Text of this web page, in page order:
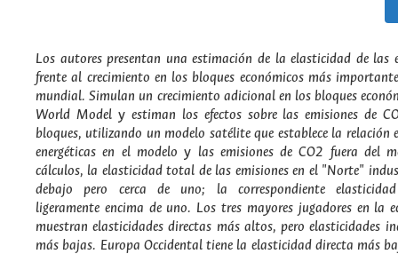
Los autores presentan una estimación de la elasticidad de las
frente al crecimiento en los bloques económicos más
mundial. Simulan un crecimiento adicional en los bloques
World Model y estiman los efectos sobre las emisiones de
bloques, utilizando un modelo satélite que establece la relación
energéticas en el modeloy las emisiones de CO2 fuera del
cálculos, la elasticidad total de las emisiones en el "Norte"
debajo pero cerca de uno; la correspondiente
ligeramente encima de uno. Los tres mayores jugadores en la
muestran elasticidades directas más altos, pero elasticidades
más bajas. Europa Occidental tiene la elasticidad directa más